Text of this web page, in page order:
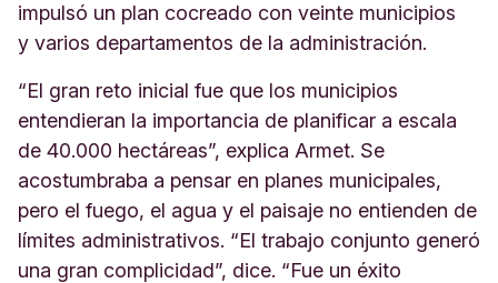
impulsó un plan cocreado con veinte municipios
y varios departamentos de la administración.
“El gran reto inicial fue que los municipios
entendieran la importancia de planificar a escala
de 40.000 hectáreas”, explica Armet. Se
acostumbraba a pensar en planes municipales,
pero el fuego, el agua y el paisaje no entienden de
límites administrativos. “El trabajo conjunto generó
una gran complicidad”, dice. “Fue un éxito